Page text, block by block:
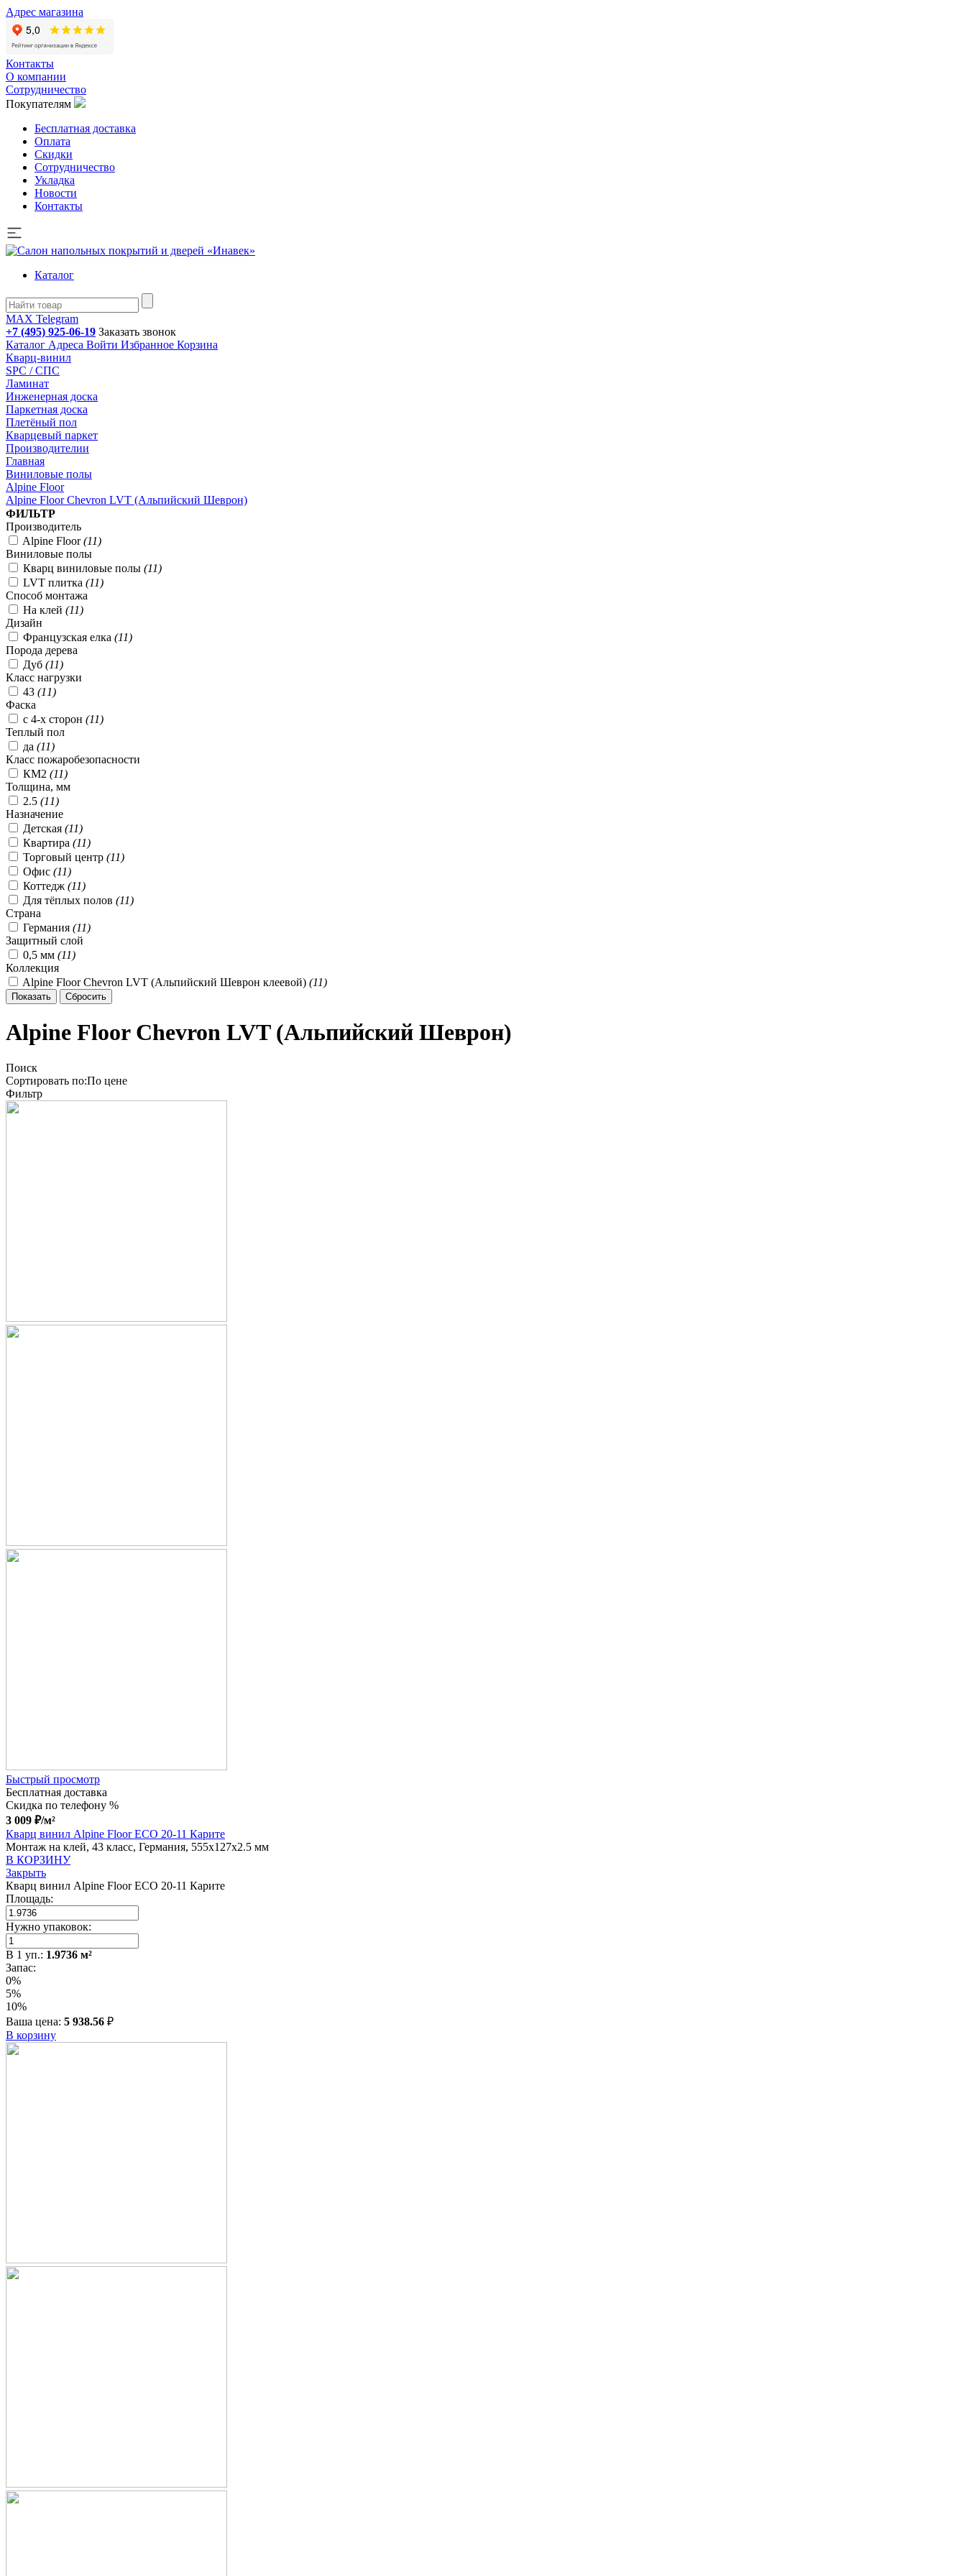
Адрес магазина
Контакты
О компании
Сотрудничество
Покупателям
Бесплатная доставка
Оплата
Скидки
Сотрудничество
Укладка
Новости
Контакты
Каталог
MAX Telegram
+7 (495) 925-06-19 Заказать звонок
Каталог Адреса Войти Избранное Корзина
Кварц-винил
SPC / СПС
Ламинат
Инженерная доска
Паркетная доска
Плетёный пол
Кварцевый паркет
Производителии
Главная
Виниловые полы
Alpine Floor
Alpine Floor Chevron LVT (Альпийский Шеврон)
Подбор параметров
ФИЛЬТР
Производитель
Alpine Floor(11)
Виниловые полы
Кварц виниловые полы (11)
LVT плитка (11)
Способ монтажа
На клей (11)
Дизайн
Французская елка (11)
Порода дерева
Дуб (11)
Класс нагрузки
43 (11)
Фаска
с 4-х сторон (11)
Теплый пол
да (11)
Класс пожаробезопасности
КМ2 (11)
Толщина, мм
2.5 (11)
Назначение
Детская (11)
Квартира (11)
Торговый центр (11)
Офис (11)
Коттедж (11)
Для тёплых полов (11)
Страна
Германия (11)
Защитный слой
0,5 мм (11)
Коллекция
Alpine Floor Chevron LVT (Альпийский Шеврон клеевой) (11)
Alpine Floor Chevron LVT (Альпийский Шеврон)
Поиск
Сортировать по:По цене
Фильтр
Быстрый просмотр
Бесплатная доставка
Скидка по телефону %
3 009 ₽/м²
Кварц винил Alpine Floor ECO 20-11 Карите
Монтаж на клей, 43 класс, Германия, 555x127x2.5 мм
В КОРЗИНУ
Закрыть
Кварц винил Alpine Floor ECO 20-11 Карите
Площадь:
Нужно упаковок:
В 1 уп.: 1.9736 м²
Запас:
0%
5%
10%
Ваша цена: 5 938.56 ₽
В корзину